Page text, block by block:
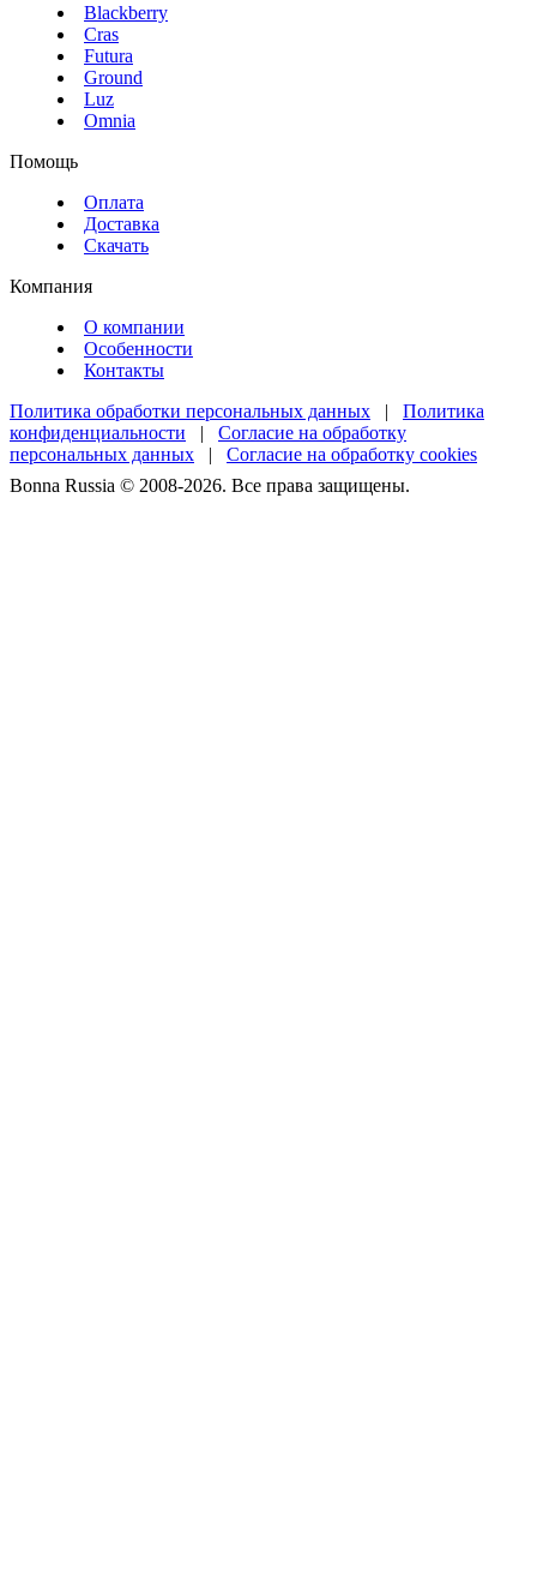
Blackberry
Cras
Futura
Ground
Luz
Omnia
Помощь
Оплата
Доставка
Скачать
Компания
О компании
Особенности
Контакты
Политика обработки персональных данных | Политика
конфиденциальности | Согласие на обработку
персональных данных | Согласие на обработку cookies
Bonna Russia © 2008-2026. Все права защищены.